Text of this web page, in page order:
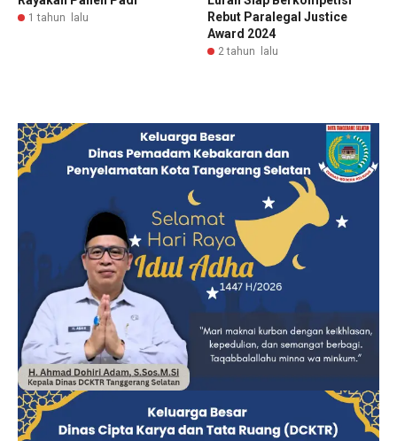
1 tahun lalu
Rebut Paralegal Justice
Award 2024
2 tahun lalu